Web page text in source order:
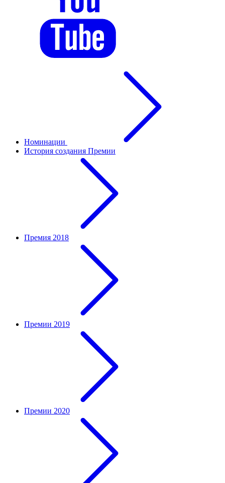
Номинации
История создания Премии
Премия 2018
Премии 2019
Премии 2020